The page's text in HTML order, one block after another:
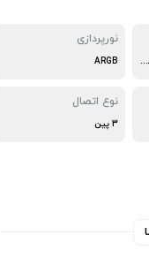
550 میلی متر ( 100 میلی متر کابل + 350 میلی متر نوار LED + 100 میلی متر کابل ) × 2 عدد
نورپردازی
ARGB
نوع اتصال
3 پین